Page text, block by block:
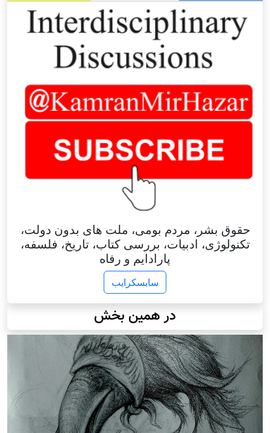
حقوق بشر، مردم بومی، ملت های بدون دولت،
تکنولوژی، ادبیات، بررسی کتاب، تاریخ، فلسفه،
پارادایم و رفاه
سابسکرایب
در همین بخش